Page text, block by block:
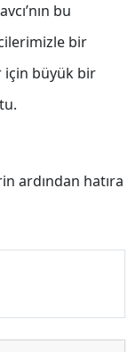
bu
bir
için büyük bir
ardından hatıra